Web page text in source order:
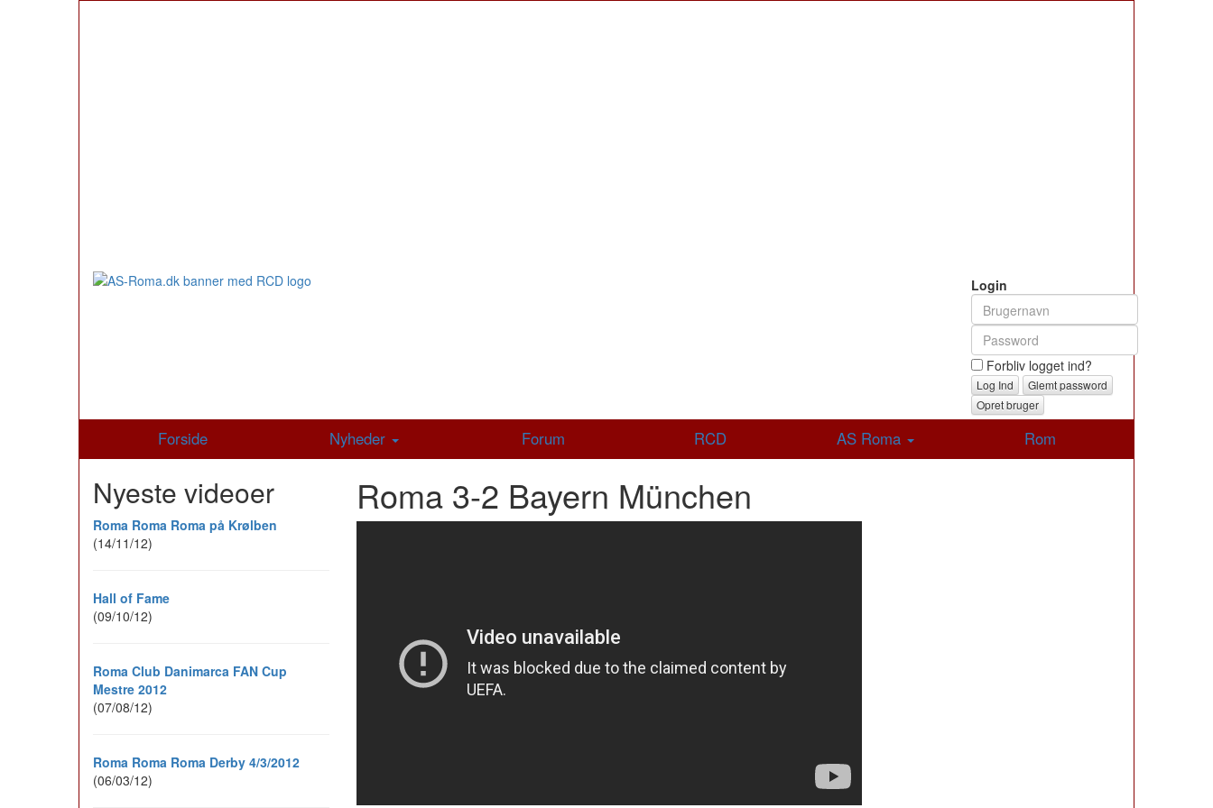
Login
Forbliv logget ind?
Glemt password
Opret bruger
Forside Nyheder Forum RCD AS Roma Rom
Roma 3-2 Bayern München
Nyeste videoer
Roma Roma Roma på Krølben
(14/11/12)
Hall of Fame
(09/10/12)
Roma Club Danimarca FAN Cup
Mestre 2012
(07/08/12)
Roma Roma Roma Derby 4/3/2012
(06/03/12)